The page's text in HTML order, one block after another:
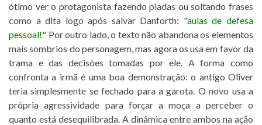
ótimo ver o protagonista fazendo piadas ou soltando frases
como a dita logo após salvar Danforth: "aulas de defesa
pessoal!" Por outro lado, o texto não abandona os elementos
mais sombrios do personagem, mas agora os usa em favor da
trama e das decisões tomadas por ele. A forma como
confronta a irmã é uma boa demonstração: o antigo Oliver
teria simplesmente se fechado para a garota. O novo usa a
própria agressividade para forçar a moça a perceber o
quanto está desequilibrada. A dinâmica entre ambos na ação